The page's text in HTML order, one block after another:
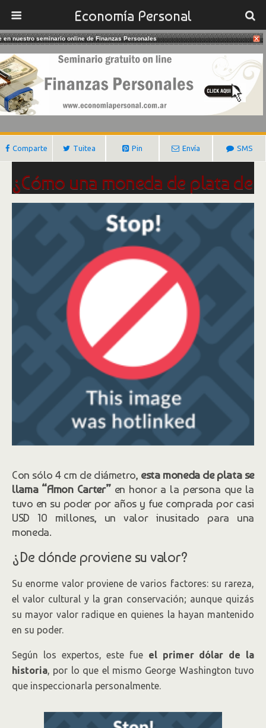
Economía Personal
12/02/2017
Un Dólar Que Vale Diez Millones
Gustavo Ibañez Padilla
Comparte Tuitea Pin Envía SMS
¿Cómo una moneda de plata de
1 dólar, puede valer US$ 10
Según los expertos, este fue el primer
dólar de la historia, por lo que el mismo
George Washington tuvo que
inspeccionarla personalmente.
Con sólo 4 cm de diámetro, esta moneda de plata se
llama “Amon Carter”en honor a la persona que la
tuvo en su poder por años y fue comprada por casi
USD 10 millones, un valor inusitado para una
moneda.
¿De dónde proviene su valor?
Su enorme valor proviene de varios factores: su rareza,
el valor cultural y la gran conservación; aunque quizás
su mayor valor radique en quienes la hayan mantenido
en su poder.
Según los expertos, este fue el primer dólar de la
historia, por lo que el mismo George Washington tuvo
que inspeccionarla personalmente.
en nuestro seminario online de Finanzas Personales